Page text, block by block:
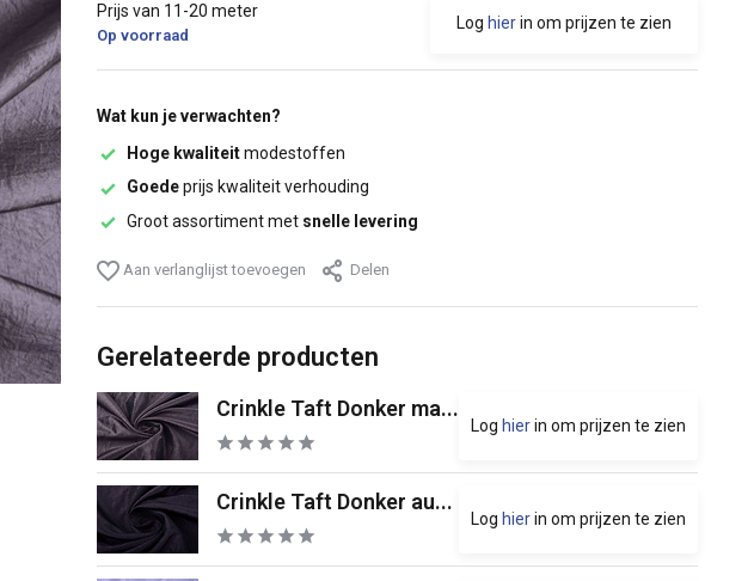
Prijs van 11-20 meter
Op voorraad
Log hierin om prijzen te zien
Wat kun je verwachten?
Hoge kwaliteitmodestoffen
Goedeprijs kwaliteit verhouding
Groot assortiment met snelle levering
Aan verlanglijst toevoegen Delen
Gerelateerde producten
Crinkle Taft Donker ma...
Log hierin om prijzen te zien
Crinkle Taft Donker au...
Log hierin om prijzen te zien